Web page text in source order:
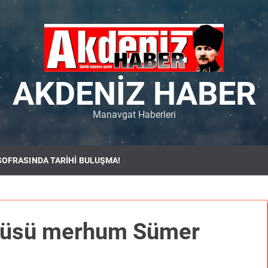
AKDENIZ HABER
Manavgat Haberleri
TARİHİ BULUŞMA!
merhum Sümer